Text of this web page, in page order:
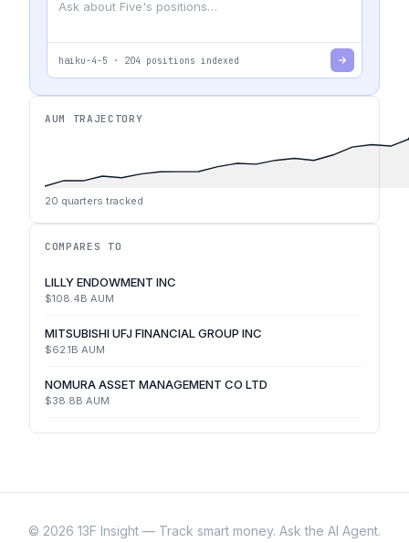
haiku-4-5 · 204 positions indexed
AUM TRAJECTORY
20 quarters tracked
COMPARES TO
LILLY ENDOWMENT INC
$108.4B AUM
MITSUBISHI UFJ FINANCIAL GROUP INC
$62.1B AUM
NOMURA ASSET MANAGEMENT CO LTD
$38.8B AUM
© 2026 13F Insight — Track smart money. Ask the AI Agent.